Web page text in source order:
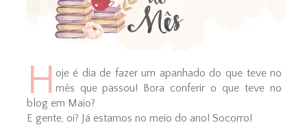
H oje é dia de fazer um apanhado do que teve no
mês que passou! Bora conferir o que teve no
blog em Maio?
E gente, oi? Já estamos no meio do ano! Socorro!